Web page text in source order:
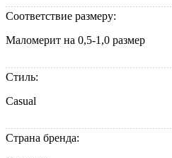
Соответствие размеру:
Маломерит на 0,5-1,0 размер
Стиль:
Casual
Страна бренда: